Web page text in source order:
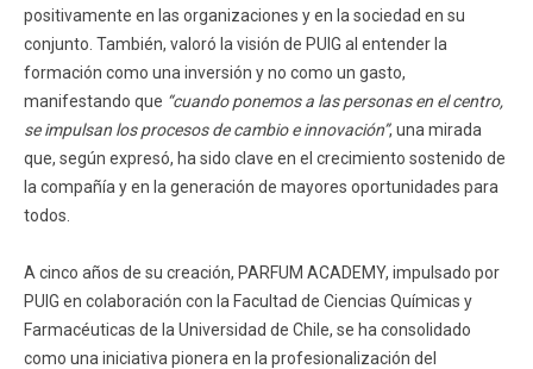
positivamente en las organizaciones y en la sociedad en su
conjunto. También, valoró la visión de PUIG al entender la
formación como una inversión y no como un gasto,
manifestando que “cuando ponemos a las personas en el centro,
se impulsan los procesos de cambio e innovación”, una mirada
que, según expresó, ha sido clave en el crecimiento sostenido de
la compañía y en la generación de mayores oportunidades para
todos.
A cinco años de su creación, PARFUM ACADEMY, impulsado por
PUIG en colaboración con la Facultad de Ciencias Químicas y
Farmacéuticas de la Universidad de Chile, se ha consolidado
como una iniciativa pionera en la profesionalización del